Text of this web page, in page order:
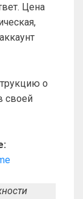
Цена
о
своей